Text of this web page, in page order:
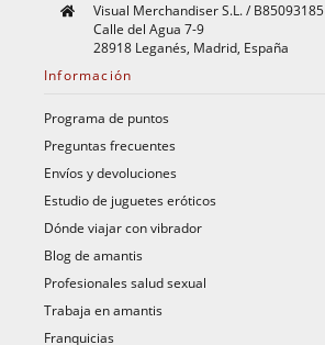
Visual Merchandiser S.L. / B85093185
Calle del Agua 7-9
28918 Leganés, Madrid, España
Información
Programa de puntos
Preguntas frecuentes
Envíos y devoluciones
Estudio de juguetes eróticos
Dónde viajar con vibrador
Blog de amantis
Profesionales salud sexual
Trabaja en amantis
Franquicias